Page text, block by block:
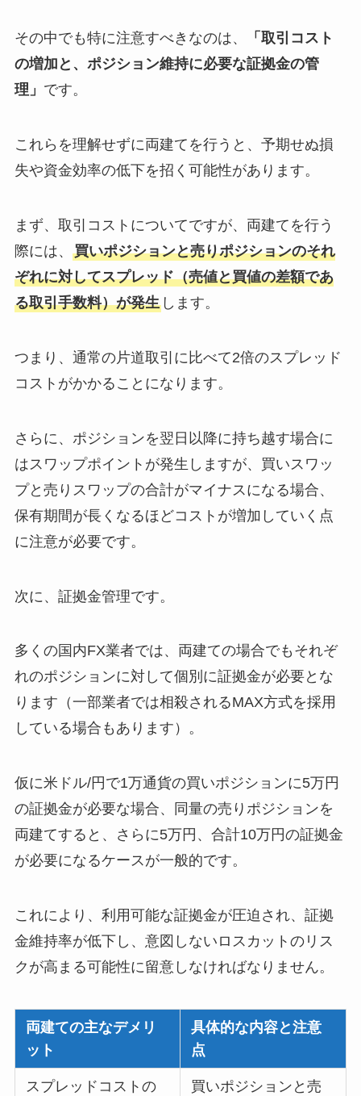
その中でも特に注意すべきなのは、
「取引コスト
の増加と、ポジション維持に必要な証拠金の管
理」 です。
これらを理解せずに両建てを行うと、予期せぬ損
失や資金効率の低下を招く可能性があります。
まず、取引コストについてですが、両建てを行う
際には、 買いポジションと売りポジションのそれ
ぞれに対してスプレッド（売値と買値の差額であ
る取引手数料）が発生します。
つまり、通常の片道取引に比べて2倍のスプレッド
コストがかかることになります。
さらに、ポジションを翌日以降に持ち越す場合に
はスワップポイントが発生しますが、買いスワッ
プと売りスワップの合計がマイナスになる場合、
保有期間が長くなるほどコストが増加していく点
に注意が必要です。
次に、証拠金管理です。
多くの国内FX業者では、両建ての場合でもそれぞ
れのポジションに対して個別に証拠金が必要とな
ります（一部業者では相殺されるMAX方式を採用
している場合もあります）。
仮に米ドル/円で1万通貨の買いポジションに5万円
の証拠金が必要な場合、同量の売りポジションを
両建てすると、さらに5万円、合計10万円の証拠金
が必要になるケースが一般的です。
これにより、利用可能な証拠金が圧迫され、証拠
金維持率が低下し、意図しないロスカットのリス
クが高まる可能性に留意しなければなりません。
両建ての主なデメリ
ット
具体的な内容と注意
点
スプレッドコストの
買いポジションと売